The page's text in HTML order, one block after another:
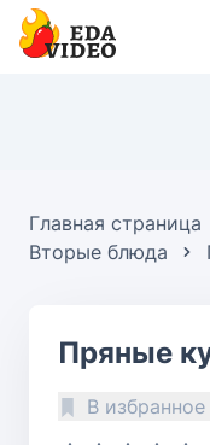
Главная страница
Вторые блюда
Пряные
В избранное